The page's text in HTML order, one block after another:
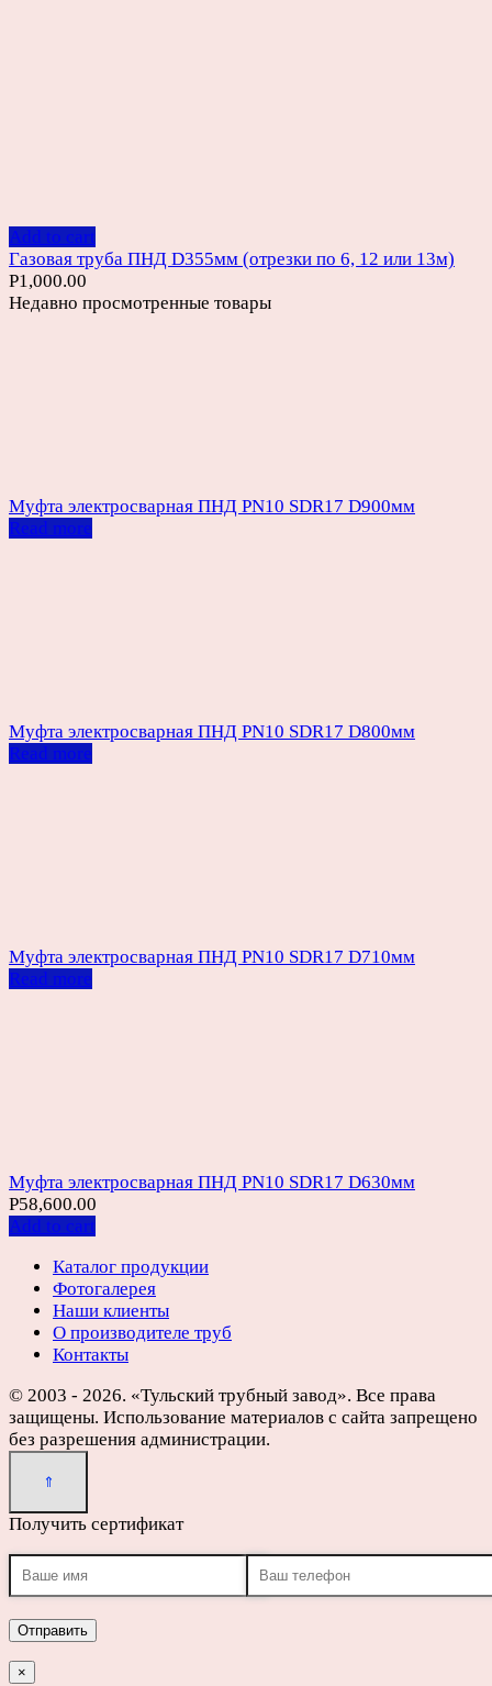
Add to cart
Газовая труба ПНД D355мм (отрезки по 6, 12 или 13м)
Р1,000.00
Недавно просмотренные товары
Муфта электросварная ПНД PN10 SDR17 D900мм
Read more
Муфта электросварная ПНД PN10 SDR17 D800мм
Read more
Муфта электросварная ПНД PN10 SDR17 D710мм
Read more
Муфта электросварная ПНД PN10 SDR17 D630мм
Р58,600.00
Add to cart
Каталог продукции
Фотогалерея
Наши клиенты
О производителе труб
Контакты
© 2003 - 2026. «Тульский трубный завод». Все права
защищены. Использование материалов с сайта запрещено
без разрешения администрации.
Получить сертификат
×